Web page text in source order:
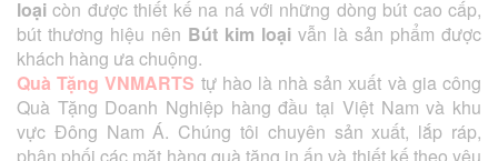
loại còn được thiết kế na ná với những dòng bút cao cấp,
bút thương hiệu nên Bút kim loại vẫn là sản phẩm được
khách hàng ưa chuộng.
Quà Tặng VNMARTS tự hào là nhà sản xuất và gia công
Quà Tặng Doanh Nghiệp hàng đầu tại Việt Nam và khu
vực Đông Nam Á. Chúng tôi chuyên sản xuất, lắp ráp,